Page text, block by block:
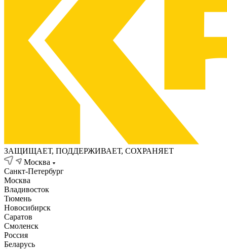
ЗАЩИЩАЕТ, ПОДДЕРЖИВАЕТ, СОХРАНЯЕТ
Москва
Санкт-Петербург
Москва
Владивосток
Тюмень
Новосибирск
Саратов
Смоленск
Россия
Беларусь